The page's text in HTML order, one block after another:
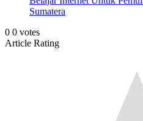
Sumatera
0 0 votes
Article Rating